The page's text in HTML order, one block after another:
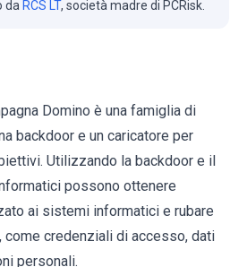
da RCS LT, società madre di PCRisk.
Domino è una famiglia di
backdoor e un caricatore per
Utilizzando la backdoor e il
possono ottenere
ai sistemi informatici e rubare
credenziali di accesso, dati
personali.